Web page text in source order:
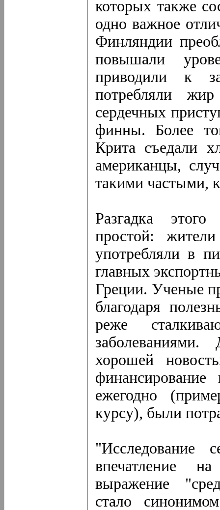
которых также
одно важное
Финляндии
повышали
приводили к
потребляли
сердечных
финны. Более
Крита съедали
американцы,
такими частыми,
Разгадка
простой:
употребляли в
главных
Греции. Ученые
благодаря
реже
хорошей
ежегодно
курсу), были
"Исследование
впечатление
выражение
стало